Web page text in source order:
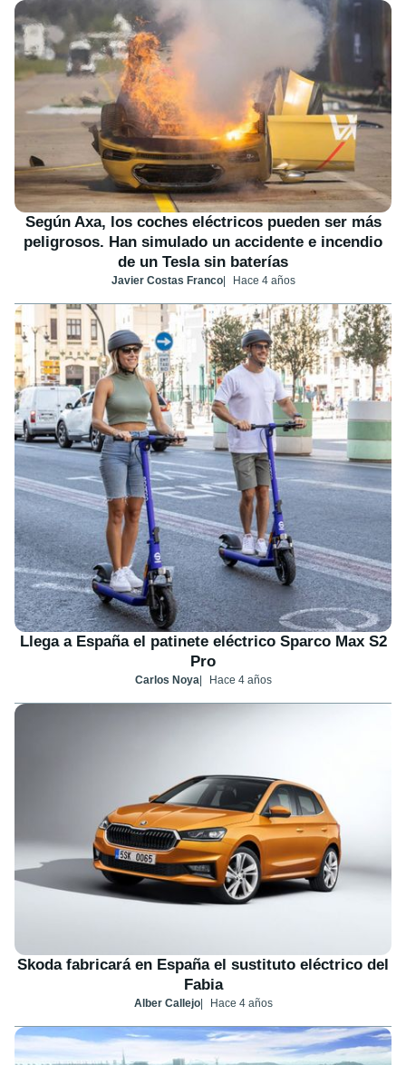
Según Axa, los coches eléctricos pueden ser más
peligrosos. Han simulado un accidente e incendio
de un Tesla sin baterías
Javier Costas Franco Hace 4 años
Llega a España el patinete eléctrico Sparco Max S2
Pro
Carlos Noya Hace 4 años
Skoda fabricará en España el sustituto eléctrico del
Fabia
Alber Callejo Hace 4 años